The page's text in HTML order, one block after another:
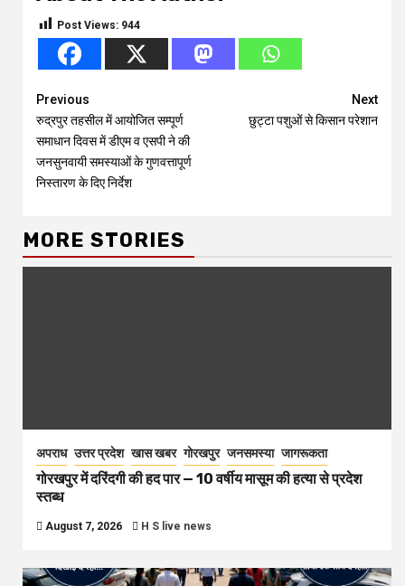
Post Views: 944
Continue
Reading
Previous
रुद्रपुर तहसील में आयोजित सम्पूर्ण
समाधान दिवस में डीएम व एसपी ने की
जनसुनवायी समस्याओं के गुणवत्तापूर्ण
निस्तारण के दिए निर्देश
Next
छुट्टा पशुओं से किसान परेशान
MORE STORIES
अपराध उत्तर प्रदेश खास खबर गोरखपुर जनसमस्या जागरूकता
गोरखपुर में दरिंदगी की हद पार — 10 वर्षीय मासूम की हत्या से प्रदेश
स्तब्ध
August 7, 2026 H S live news